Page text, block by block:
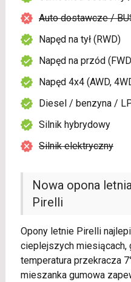
Nowa opona
Pirelli
Opony letnie Pirelli
cieplejszych miesiącach,
temperatura przekracza
mieszanka gumowa
Auto dostawcze /
Napęd na tył (RWD)
Napęd na przód
Napęd 4x4 (AWD,
Diesel / benzyna /
Silnik hybrydowy
Silnik elektryczny